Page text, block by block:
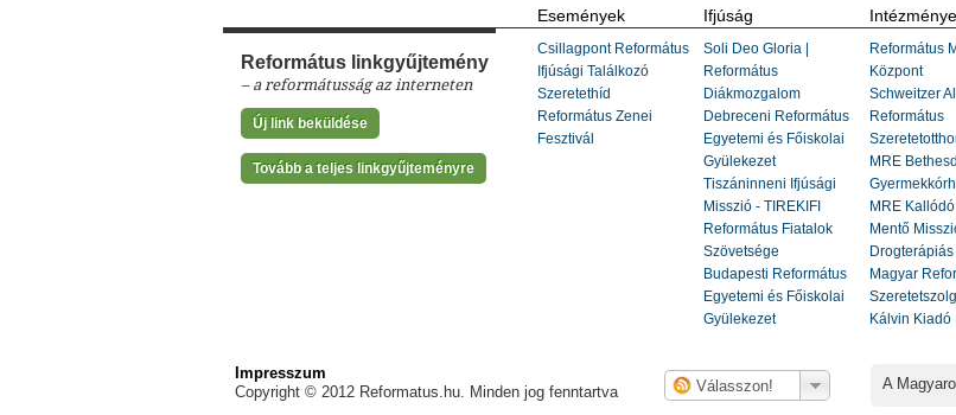
Református linkgyűjtemény
– a reformátusság az interneten
Új link beküldése
Tovább a teljes linkgyűjteményre
Események
Csillagpont Református
Ifjúsági Találkozó
Szeretethíd
Református Zenei
Fesztivál
Ifjúság
Soli Deo Gloria |
Református
Diákmozgalom
Debreceni Református
Egyetemi és Főiskolai
Gyülekezet
Tiszáninneni Ifjúsági
Misszió - TIREKIFI
Református Fiatalok
Szövetsége
Budapesti Református
Egyetemi és Főiskolai
Gyülekezet
Református
Központ
Schweitzer
Református
MRE
MRE
Mentő
Drogterápiás
Magyar
Kálvin Kiadó
Impresszum
Copyright © 2012 Reformatus.hu. Minden jog fenntartva
A